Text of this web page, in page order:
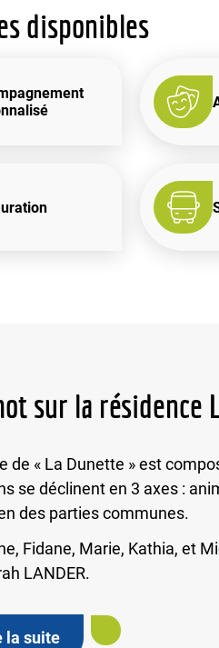
disponibles
sur la résidence
de « La Dunette » est
se déclinent en 3 axes :
des parties communes.
Fidane, Marie, Kathia, et
LANDER.
la suite